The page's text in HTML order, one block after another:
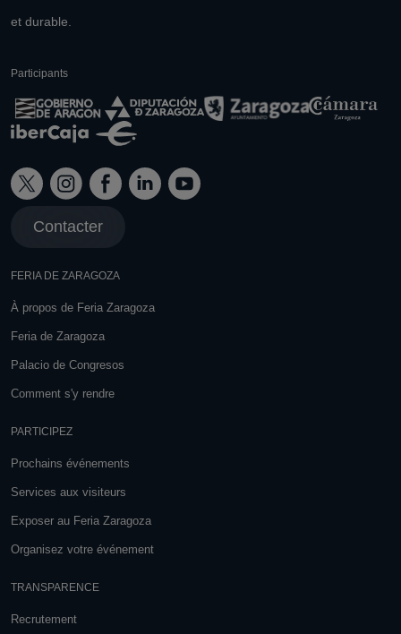
et durable.
Participants
Contacter
FERIA DE ZARAGOZA
À propos de Feria Zaragoza
Feria de Zaragoza
Palacio de Congresos
Comment s'y rendre
PARTICIPEZ
Prochains événements
Services aux visiteurs
Exposer au Feria Zaragoza
Organisez votre événement
TRANSPARENCE
Recrutement